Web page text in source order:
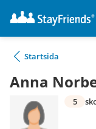
Startsida
Anna
5